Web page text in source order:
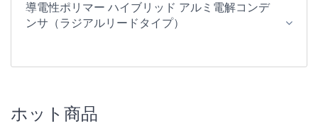
導電性ポリマー ハイブリッド アルミ電解コンデ
ンサ（ラジアルリードタイプ）
ホット商品